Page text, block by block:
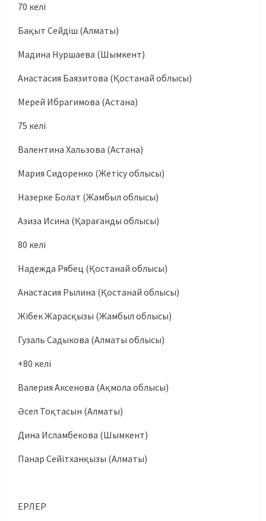
70 келі
Бақыт Сейдіш (Алматы)
Мадина Нуршаева (Шымкент)
Анастасия Баязитова (Қостанай облысы)
Мерей Ибрагимова (Астана)
75 келі
Валентина Хальзова (Астана)
Мария Сидоренко (Жетісу облысы)
Назерке Болат (Жамбыл облысы)
Азиза Исина (Қарағанды облысы)
80 келі
Надежда Рябец (Қостанай облысы)
Анастасия Рылина (Қостанай облысы)
Жібек Жарасқызы (Жамбыл облысы)
Гузаль Садыкова (Алматы облысы)
+80 келі
Валерия Аксенова (Ақмола облысы)
Әсел Тоқтасын (Алматы)
Дина Исламбекова (Шымкент)
Панар Сейітханқызы (Алматы)
ЕРЛЕР